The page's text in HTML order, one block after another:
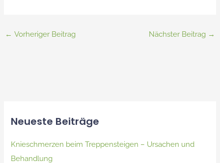
← Vorheriger Beitrag Nächster Beitrag →
Neueste Beiträge
Knieschmerzen beim Treppensteigen – Ursachen und
Behandlung